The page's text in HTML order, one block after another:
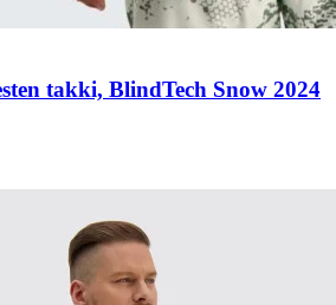
takki, BlindTech Snow 2024